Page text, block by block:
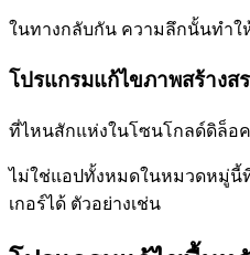
ในทางกลับกัน ความลึกนั้นทำใ
โปรแกรมแก้ไขภาพสร้างส
ที่ไหนสักแห่งในโซนโกลด์ดิล็อค
ไม่ใช่แอปทั้งหมดในหมวดหมู่นี้
เกอร์ได้ ตัวอย่างเช่น